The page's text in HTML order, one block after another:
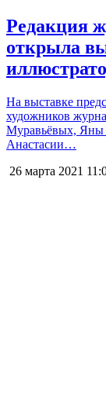
Редакция
открыла
На выставке
художников
Муравьёвых, Яны
Анастасии…
26 марта 2021